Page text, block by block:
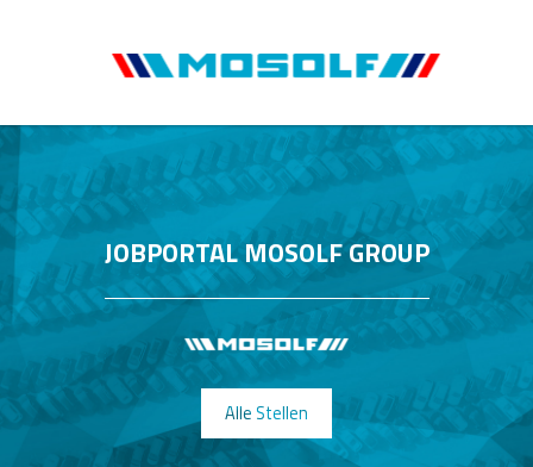
JOBPORTAL MOSOLF GROUP
Alle Stellen